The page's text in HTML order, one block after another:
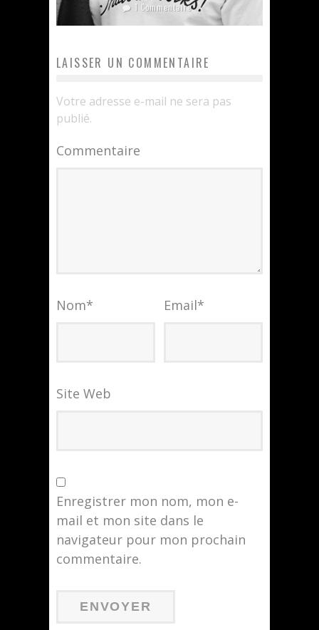
1 Commentaire
LAISSER UN COMMENTAIRE
Votre adresse e-mail ne sera pas
publié.
Commentaire
Nom* Email*
Site Web
Enregistrer mon nom, mon e-
mail et mon site dans le
navigateur pour mon prochain
commentaire.